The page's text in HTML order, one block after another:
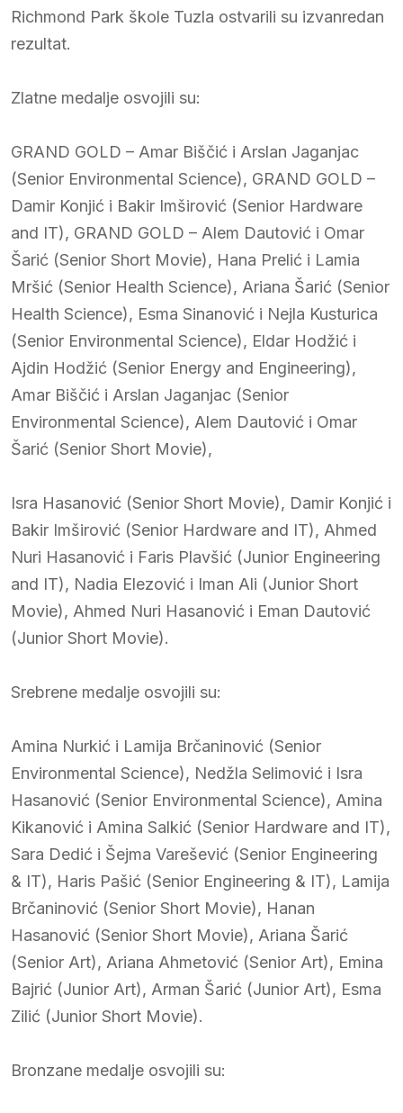
Richmond Park škole Tuzla ostvarili su izvanredan
rezultat.
Zlatne medalje osvojili su:
GRAND GOLD – Amar Biščić i Arslan Jaganjac
(Senior Environmental Science), GRAND GOLD –
Damir Konjić i Bakir Imširović (Senior Hardware
and IT), GRAND GOLD – Alem Dautović i Omar
Šarić (Senior Short Movie), Hana Prelić i Lamia
Mršić (Senior Health Science), Ariana Šarić (Senior
Health Science), Esma Sinanović i Nejla Kusturica
(Senior Environmental Science), Eldar Hodžić i
Ajdin Hodžić (Senior Energy and Engineering),
Amar Biščić i Arslan Jaganjac (Senior
Environmental Science), Alem Dautović i Omar
Šarić (Senior Short Movie),
Isra Hasanović (Senior Short Movie), Damir Konjić i
Bakir Imširović (Senior Hardware and IT), Ahmed
Nuri Hasanović i Faris Plavšić (Junior Engineering
and IT), Nadia Elezović i Iman Ali (Junior Short
Movie), Ahmed Nuri Hasanović i Eman Dautović
(Junior Short Movie).
Srebrene medalje osvojili su:
Amina Nurkić i Lamija Brčaninović (Senior
Environmental Science), Nedžla Selimović i Isra
Hasanović (Senior Environmental Science), Amina
Kikanović i Amina Salkić (Senior Hardware and IT),
Sara Dedić i Šejma Varešević (Senior Engineering
& IT), Haris Pašić (Senior Engineering & IT), Lamija
Brčaninović (Senior Short Movie), Hanan
Hasanović (Senior Short Movie), Ariana Šarić
(Senior Art), Ariana Ahmetović (Senior Art), Emina
Bajrić (Junior Art), Arman Šarić (Junior Art), Esma
Zilić (Junior Short Movie).
Bronzane medalje osvojili su: